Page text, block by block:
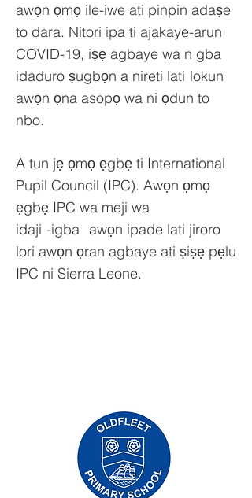
awọn ọmọ ile-iwe ati pinpin adaṣe
to dara. Nitori ipa ti ajakaye-arun
COVID-19, iṣẹ agbaye wa n gba
idaduro ṣugbọn a nireti lati lokun
awọn ọna asopọ wa ni ọdun to
nbo.
A tun jẹ ọmọ ẹgbẹ ti International
Pupil Council (IPC). Awọn ọmọ
ẹgbẹ IPC wa meji wa
idaji -igba awọn ipade lati jiroro
lori awọn ọran agbaye ati ṣiṣẹ pẹlu
IPC ni Sierra Leone.